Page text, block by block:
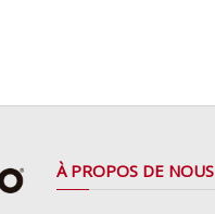
À PROPOS DE NOUS